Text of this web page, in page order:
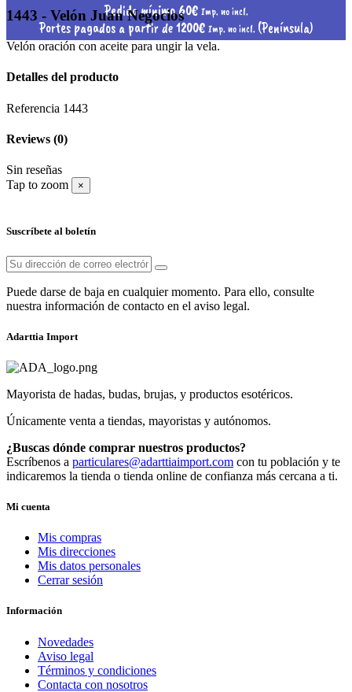
Pedido mínimo 60€ Imp. no incl.
Portes pagados a partir de 1200€ Imp. no incl. (Península)
1443 - Velón Juan Negocios
Velón oración con aceite para ungir la vela.
Detalles del producto
Referencia 1443
Reviews (0)
Sin reseñas
Tap to zoom
×
Suscríbete al boletín
Puede darse de baja en cualquier momento. Para ello, consulte
nuestra información de contacto en el aviso legal.
Adarttia Import
Mayorista de hadas, budas, brujas, y productos esotéricos.
Únicamente venta a tiendas, mayoristas y autónomos.
¿Buscas dónde comprar nuestros productos?
Escríbenos a particulares@adarttiaimport.com con tu población y te
indicaremos la tienda o tienda online de confianza más cercana a ti.
Mi cuenta
Mis compras
Mis direcciones
Mis datos personales
Cerrar sesión
Información
Novedades
Aviso legal
Términos y condiciones
Contacta con nosotros